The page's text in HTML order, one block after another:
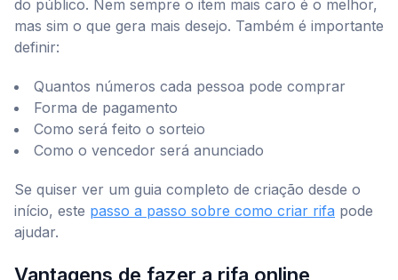
do público. Nem sempre o item mais caro é o melhor,
mas sim o que gera mais desejo. Também é importante
definir:
Quantos números cada pessoa pode comprar
Forma de pagamento
Como será feito o sorteio
Como o vencedor será anunciado
Se quiser ver um guia completo de criação desde o
início, este passo a passo sobre como criar rifa pode
ajudar.
Vantagens de fazer a rifa online